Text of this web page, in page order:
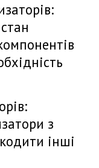
з
інші